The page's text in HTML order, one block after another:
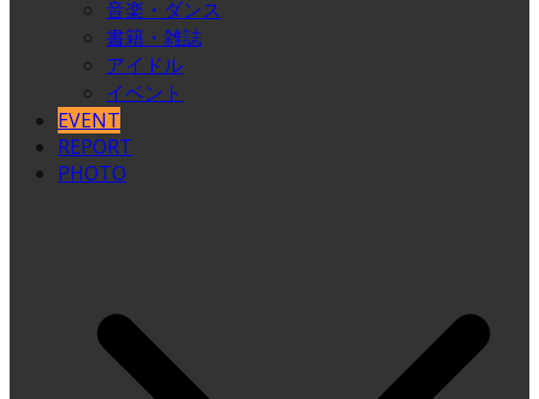
音楽・ダンス
書籍・雑誌
アイドル
イベント
EVENT
REPORT
PHOTO